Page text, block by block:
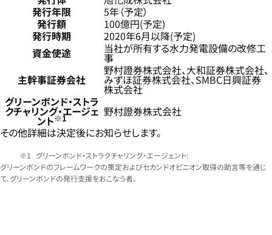
発行年限
5年（予定）
発行額
100億円(予定)
発行時期
2020年6月以降(予定)
資金使途
当社が所有する水力発電設備の改修工
事
主幹事証券会社
野村證券株式会社、大和証券株式会社、
みずほ証券株式会社、SMBC日興証券
株式会社
グリーンボンド・ストラ
クチャリング・エージェ
ント※1
野村證券株式会社
その他詳細は決定後にお知らせします。
グリーンボンド・ストラクチャリング・エージェント:
グリーンボンドのフレームワークの策定およびセカンドオピニオン取得の助言等を通じ
て、グリーンボンドの発行支援をおこなう者。